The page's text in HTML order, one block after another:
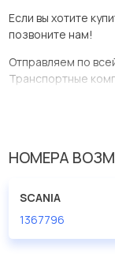
Если вы хотите
позвоните нам!
Отправляем по
Транспортные
У данной детали
представлены в
Мы продаем
дисковые с
НОМЕРА
SCANIA
1367796